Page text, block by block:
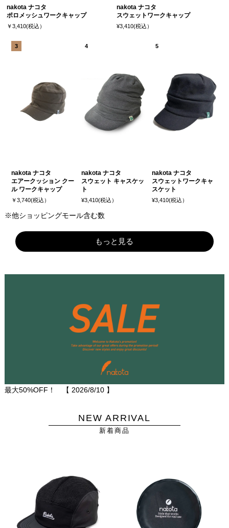
nakota ナコタ
ポロメッシュワークキャップ
￥3,410(税込）
nakota ナコタ
スウェットワークキャップ
¥3,410(税込）
nakota ナコタ
エアークッション クー
ル ワークキャップ
￥3,740(税込）
nakota ナコタ
スウェット キャスケッ
ト
¥3,410(税込）
nakota ナコタ
スウェットワークキャ
スケット
¥3,410(税込）
※他ショッピングモール含む数
もっと見る
最大50%OFF！ 【 2026/8/10】
NEW ARRIVAL
新着商品